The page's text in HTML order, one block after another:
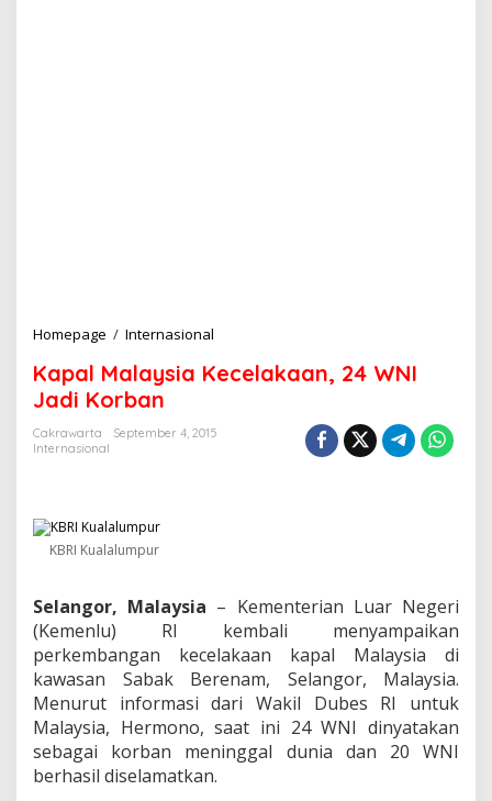
Homepage / Internasional
p
M
e
e
a
k
a
a
,
Kapal Malaysia Kecelakaan, 24 WNI
Jadi Korban
Cakrawarta
September 4, 2015
Internasional
KBRI Kualalumpur
Selangor, Malaysia – Kementerian Luar Negeri
(Kemenlu) RI kembali menyampaikan
perkembangan kecelakaan kapal Malaysia di
kawasan Sabak Berenam, Selangor, Malaysia.
Menurut informasi dari Wakil Dubes RI untuk
Malaysia, Hermono, saat ini 24 WNI dinyatakan
sebagai korban meninggal dunia dan 20 WNI
berhasil diselamatkan.